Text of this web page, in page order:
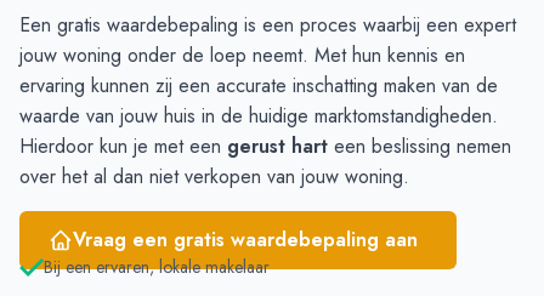
Een gratis waardebepaling is een proces waarbij een expert
jouw woning onder de loep neemt. Met hun kennis en
ervaring kunnen zij een accurate inschatting maken van de
waarde van jouw huis in de huidige marktomstandigheden.
Hierdoor kun je met een gerust hart een beslissing nemen
over het al dan niet verkopen van jouw woning.
Vraag een gratis waardebepaling aan
Bij een ervaren, lokale makelaar